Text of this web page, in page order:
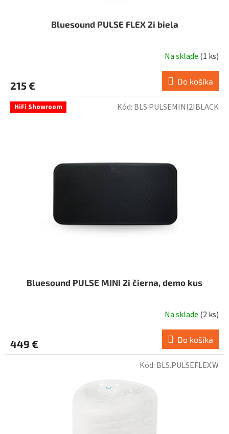
Bluesound PULSE FLEX 2i biela
Na sklade (1 ks)
215 € Do košíka
HiFi Showroom
Bluesound PULSE MINI 2i čierna, demo kus
Na sklade (2 ks)
449 € Do košíka
Kód: BLS.PULSEMINI2IBLACK
Kód: BLS.PULSEFLEX.W